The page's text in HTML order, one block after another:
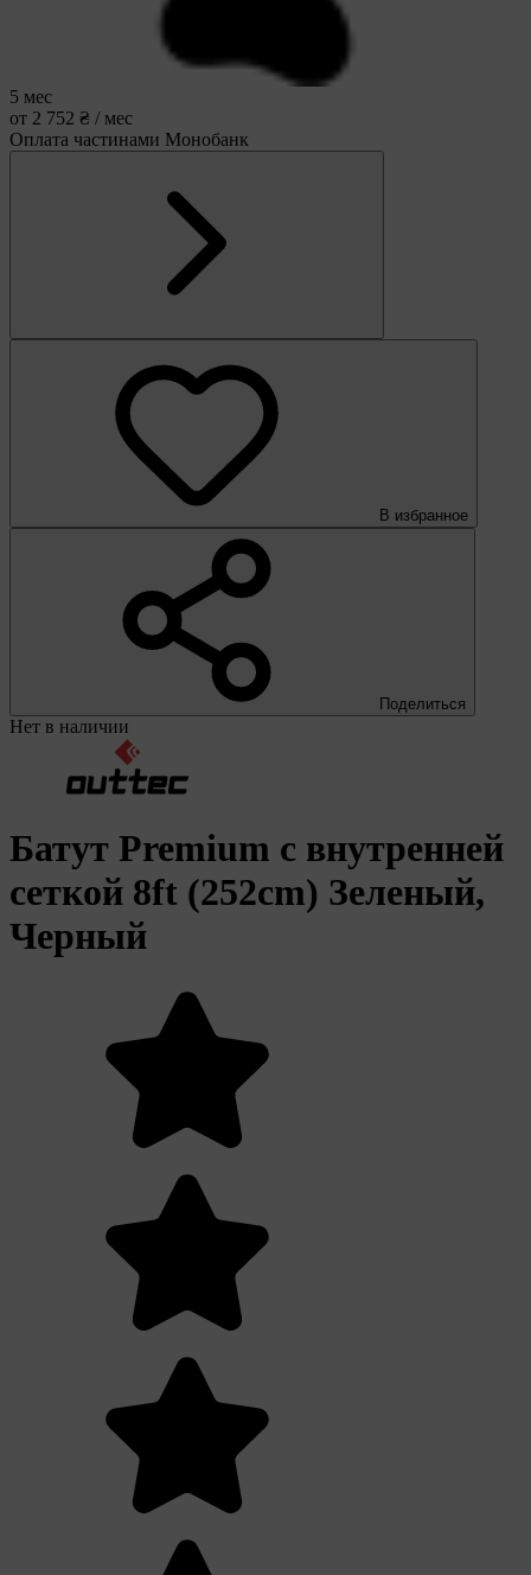
5 мес
от 2 752 ₴ / мес
Оплата частинами Монобанк
В избранное
Поделиться
Нет в наличии
Батут Premium с внутренней
сеткой 8ft (252cm) Зеленый,
Черный